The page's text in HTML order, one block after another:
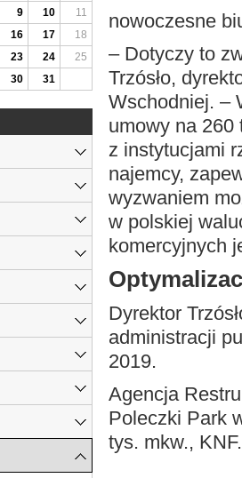
nowoczesne
– Dotyczy to
Trzósło,
Wschodniej. –
umowy na 260
z instytucjami
najemcy,
wyzwaniem
w polskiej
komercyjnych
Dyrektor
administracji
2019.
Agencja
Poleczki Park
tys. mkw.,
9 10
11
16 17
18
23 24
25
30 31